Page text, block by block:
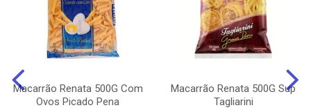
Macarrão Renata 500G Com
Ovos Picado Pena
Macarrão Renata 500G Sup
Tagliarini